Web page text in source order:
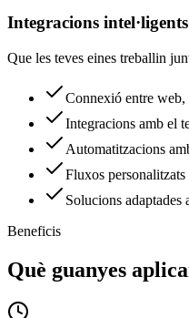
Integracions intel·ligents
Que les teves eines treballin
Connexió entre
Integracions amb el
Automatitzacions
Fluxos
Solucions adaptades
Beneficis
Què guanyes